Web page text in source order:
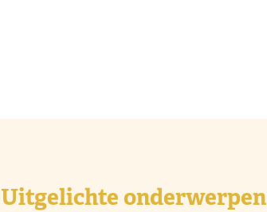
Uitgelichte onderwerpen